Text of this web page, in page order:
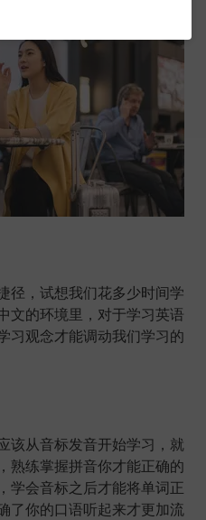
径，试想我们花多少时间学
文的环境里，对于学习英语
习观念才能调动我们学习的
该从音标发音开始学习，就
熟练掌握拼音你才能正确的
学会音标之后才能将单词正
了你的口语听起来才更加流